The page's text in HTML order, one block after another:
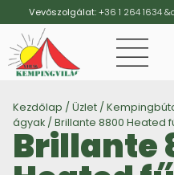
Vevőszolgálat:+36 1 264 1634
Kezdőlap / Üzlet /
ágyak / Brillante 8800 Heated
Brillante